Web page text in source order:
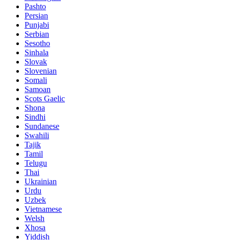
Pashto
Persian
Punjabi
Serbian
Sesotho
Sinhala
Slovak
Slovenian
Somali
Samoan
Scots Gaelic
Shona
Sindhi
Sundanese
Swahili
Tajik
Tamil
Telugu
Thai
Ukrainian
Urdu
Uzbek
Vietnamese
Welsh
Xhosa
Yiddish